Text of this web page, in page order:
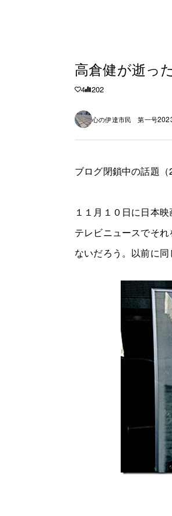
高倉健が逝った
4 202
心の伊達市民 第一号
ブログ閉鎖中の話題（
１１月１０日に日本
テレビニュースでそ
ないだろう。以前に